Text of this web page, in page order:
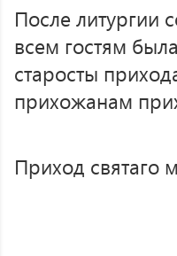
После литургии
всем гостям
старосты
прихожанам
Приход святаго